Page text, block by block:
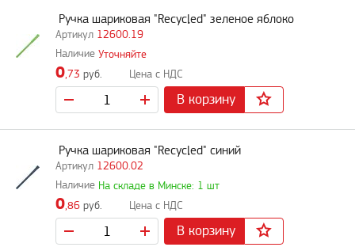
12600.19
Ручка шариковая "Recycled" зеленое яблоко
Уточняйте
0,73 руб.
В корзину
12600.02
Ручка шариковая "Recycled" синий
На складе в Минске: 1 шт
0,86 руб.
В корзину